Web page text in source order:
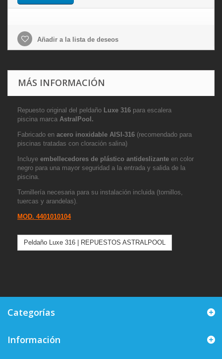
Añadir a la lista de deseos
MÁS INFORMACIÓN
Repuesto original del peldaño Luxe 316 para escalera
piscina marca AstralPool.
Fabricado en acero inoxidable AISI-316 (recomendado para
piscinas tratadas con cloración salina)
Incluye embellecedores de plástico antideslizante en color
negro para una mayor seguridad a la entrada y salida de la
piscina.
Tornillería necesaria para su instalación incluida (tornillos,
tuercas y arandelas).
MOD. 4401010104
Peldaño Luxe 316 | REPUESTOS ASTRALPOOL
Categorías
Información